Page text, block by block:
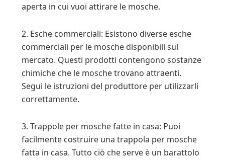
aperta in cui vuoi attirare le mosche.
2. Esche commerciali: Esistono diverse esche
commerciali per le mosche disponibili sul
mercato. Questi prodotti contengono sostanze
chimiche che le mosche trovano attraenti.
Segui le istruzioni del produttore per utilizzarli
correttamente.
3. Trappole per mosche fatte in casa: Puoi
facilmente costruire una trappola per mosche
fatta in casa. Tutto ciò che serve è un barattolo